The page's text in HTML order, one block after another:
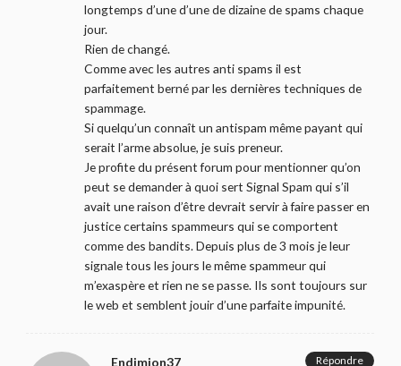
longtemps d’une d’une de dizaine de spams chaque
jour.
Rien de changé.
Comme avec les autres anti spams il est
parfaitement berné par les dernières techniques de
spammage.
Si quelqu’un connaît un antispam même payant qui
serait l’arme absolue, je suis preneur.
Je profite du présent forum pour mentionner qu’on
peut se demander à quoi sert Signal Spam qui s’il
avait une raison d’être devrait servir à faire passer en
justice certains spammeurs qui se comportent
comme des bandits. Depuis plus de 3 mois je leur
signale tous les jours le même spammeur qui
m’exaspère et rien ne se passe. Ils sont toujours sur
le web et semblent jouir d’une parfaite impunité.
Endimion37 Répondre